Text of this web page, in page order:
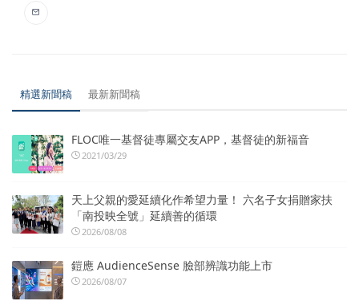
精選新聞稿 最新新聞稿
FLOC唯一基督徒專屬交友APP，基督徒的新福音
2021/03/29
天上父親的愛延續化作希望力量！ 六名子女捐贈家扶
「南投映全號」延續善的循環
2026/08/08
鎧應 AudienceSense 臉部辨識功能上市
2026/08/07